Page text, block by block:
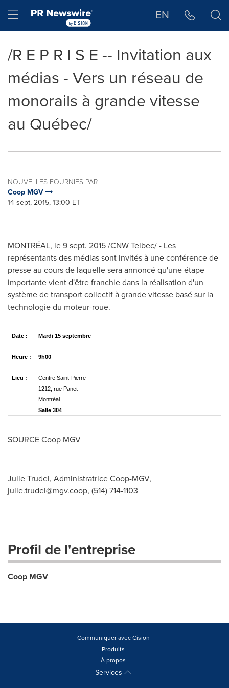
Hamburger menu EN
/R E P R I S E -- Invitation aux
médias - Vers un réseau de
monorails à grande vitesse
au Québec/
NOUVELLES FOURNIES PAR
Coop MGV
14 sept, 2015, 13:00 ET
MONTRÉAL, le9 sept. 2015/CNW Telbec/ - Les
représentants des médias sont invités à une conférence de
presse au cours de laquelle sera annoncé qu'une étape
importante vient d'être franchie dans la réalisation d'un
système de transport collectif à grande vitesse basé sur la
technologie du moteur-roue.
Date : Mardi 15 septembre
Heure : 9h00
Lieu :
Centre Saint-Pierre
1212, rue Panet
Montréal
Salle 304
SOURCE Coop MGV
Julie Trudel, Administratrice Coop-MGV,
julie.trudel@mgv.coop, (514) 714-1103
Profil de l'entreprise
Coop MGV
Communiquer avec Cision
Produits
À propos
Services